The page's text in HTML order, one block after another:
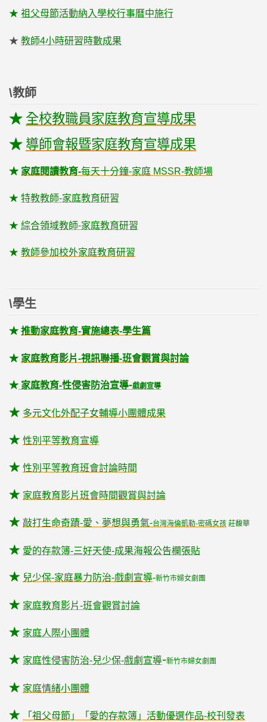
★ 祖父母節活動納入學校行事曆中施行
★ 教師4小時研習時數成果
\教師
★全校教職員家庭教育宣導成果
★導師會報暨家庭教育宣導成果
★ 家庭閱讀教育-每天十分鐘-家庭 MSSR-教師場
★ 特教教師-家庭教育研習
★ 綜合領域教師-家庭教育研習
★ 教師參加校外家庭教育研習
\學生
★ 推動家庭教育-實施總表-學生篇
★ 家庭教育影片-視訊聯播-班會觀賞與討論
★家庭教育-性侵害防治宣導-戲劇宣導
★ 多元文化外配子女輔導小團體成果
★ 性別平等教育宣導
★ 性別平等教育班會討論時間
★ 家庭教育影片班會時間觀賞與討論
★ 敲打生命奇蹟-愛、夢想與勇氣-台灣海倫凱勒-密碼女孩 莊馥華
★ 愛的存款簿-三好天使-成果海報公告欄張貼
★ 兒少保-家庭暴力防治-戲劇宣導-新竹市婦女劇團
★ 家庭教育影片-班會觀賞討論
★ 家庭人際小團體
★ 家庭性侵害防治-兒少保-戲劇宣導-新竹市婦女劇團
★ 家庭情緒小團體
★ 「祖父母節」「愛的存款簿」活動優選作品-校刊發表